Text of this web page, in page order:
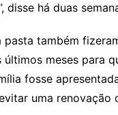
disse há duas
pasta também
últimos meses para
fosse
uma renovação